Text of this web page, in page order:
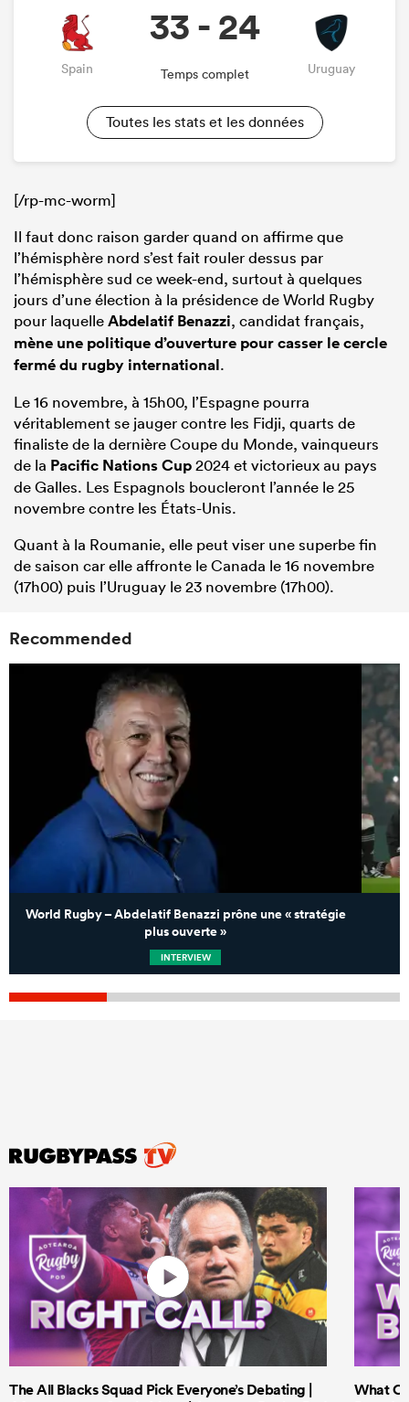
Spain
33 - 24
Temps complet Uruguay
Toutes les stats et les données
[/rp-mc-worm]
Il faut donc raison garder quand on affirme que
l’hémisphère nord s’est fait rouler dessus par
l’hémisphère sud ce week-end, surtout à quelques
jours d’une élection à la présidence de World Rugby
pour laquelleAbdelatif Benazzi, candidat français,
mène une politique d’ouverture pour casser le cercle
fermé du rugby international.
Le 16 novembre, à 15h00, l’Espagne pourra
véritablement se jauger contre les Fidji, quarts de
finaliste de la dernière Coupe du Monde, vainqueurs
de la Pacific Nations Cup2024 et victorieux au pays
de Galles. Les Espagnols boucleront l’année le 25
novembre contre les États-Unis.
Quant à la Roumanie, elle peut viser une superbe fin
de saison car elle affronte le Canada le 16 novembre
(17h00) puis l’Uruguay le 23 novembre (17h00).
Recommended
World Rugby – Abdelatif Benazzi prône une « stratégie
plus ouverte »
INTERVIEW
The All Blacks Squad Pick Everyone’s Debating |
What